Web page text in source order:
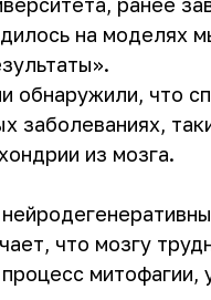
на моделях
обнаружили, что
заболеваниях,
из мозга.
что мозгу